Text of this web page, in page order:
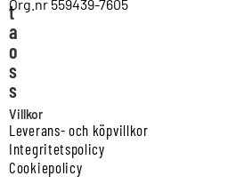
t
a
o
s
s
Org.nr 559439-7605
Villkor
Leverans- och köpvillkor
Integritetspolicy
Cookiepolicy